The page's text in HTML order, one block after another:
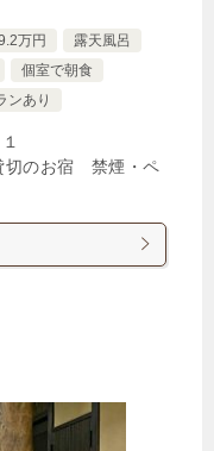
沢な滞在を レ
）
1名合計（税込）
万円
露天風呂
個室で朝食
ンあり
切のお宿 禁煙・ペ